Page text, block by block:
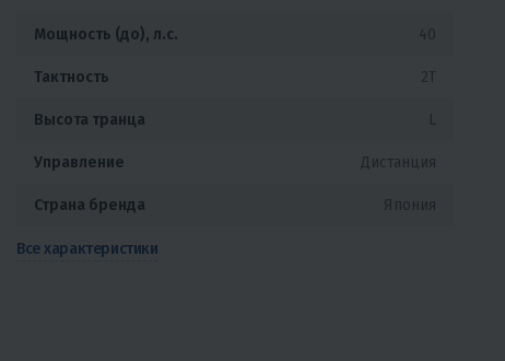
Мощность (до), л.с. 40
Тактность 2T
Высота транца L
Управление Дистанция
Страна бренда Япония
Все характеристики